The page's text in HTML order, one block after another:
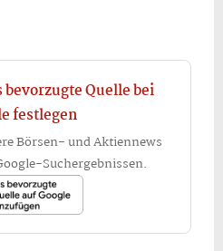
Quelle bei
festlegen
Börsen- und Aktiennews
Suchergebnissen.